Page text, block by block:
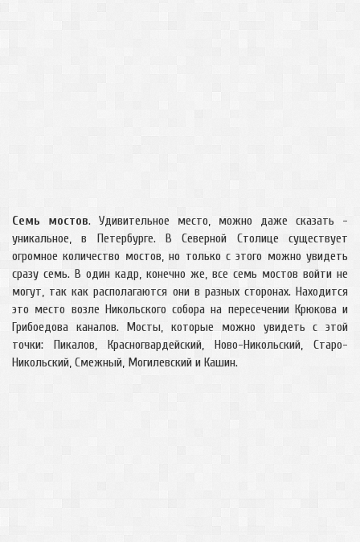
Семь мостов. Удивительное место, можно даже сказать -
уникальное, в Петербурге. В Северной Столице существует
огромное количество мостов, но только с этого можно увидеть
сразу семь. В один кадр, конечно же, все семь мостов войти не
могут, так как располагаются они в разных сторонах. Находится
это место возле Никольского собора на пересечении Крюкова и
Грибоедова каналов. Мосты, которые можно увидеть с этой
точки: Пикалов, Красногвардейский, Ново-Никольский, Старо-
Никольский, Смежный, Могилевский и Кашин.